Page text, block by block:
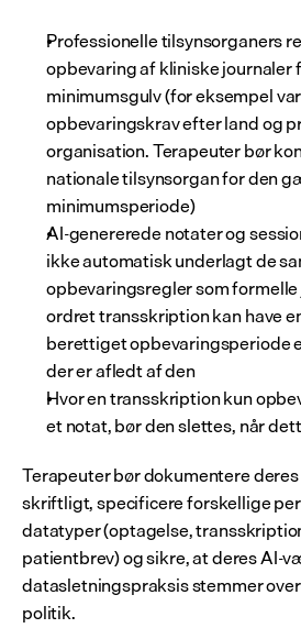
Professionelle tilsynsorganers
opbevaring af kliniske
minimumsgulv (for eksempel
opbevaringskrav efter land og
organisation. Terapeuter bør
nationale tilsynsorgan for den
minimumsperiode)
AI-genererede notater og
ikke automatisk underlagt de
opbevaringsregler som
ordret transskription kan have
berettiget opbevaringsperiode
der er afledt af den
Hvor en transskription kun
et notat, bør den slettes, når
Terapeuter bør dokumentere
skriftligt, specificere forskellige
datatyper (optagelse,
patientbrev) og sikre, at deres AI-
datasletningspraksis stemmer
politik.